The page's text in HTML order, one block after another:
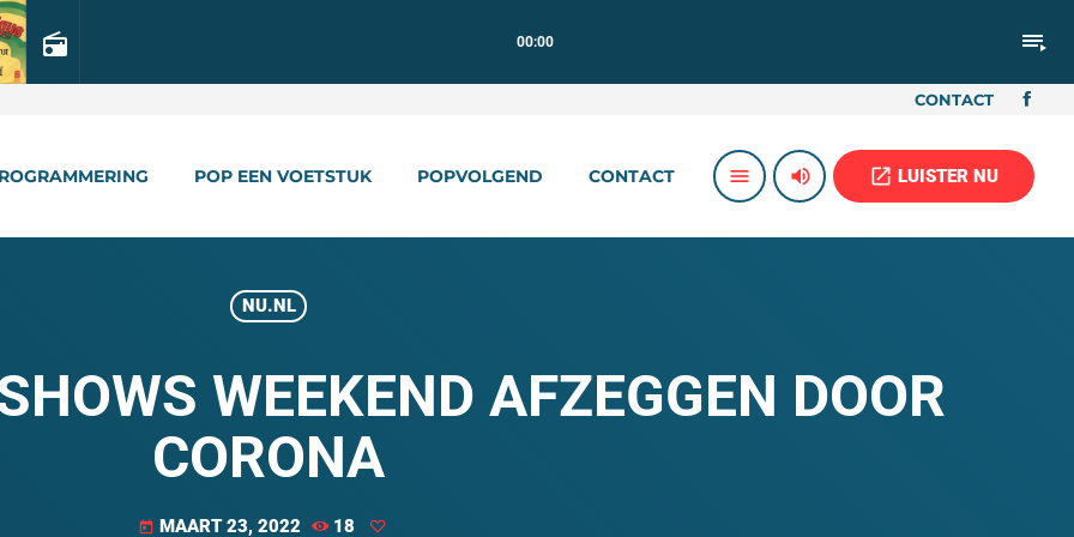
radio 00:00 playlist_play
CONTACT
POP EEN VOETSTUK POPVOLGEND CONTACT menu volume_up open_in_new LUISTER NU
NU.NL
WEEKEND AFZEGGEN DOOR
CORONA
today MAART 23, 2022 18